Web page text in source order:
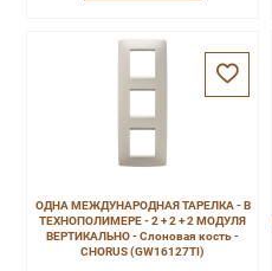
ОДНА МЕЖДУНАРОДНАЯ ТАРЕЛКА - В
ТЕХНОПОЛИМЕРЕ - 2 + 2 + 2 МОДУЛЯ
ВЕРТИКАЛЬНО - Слоновая кость -
CHORUS (GW16127TI)